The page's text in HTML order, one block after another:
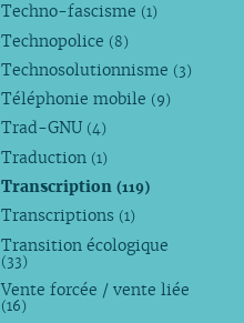
Techno-fascisme (1)
Technopolice (8)
Technosolutionnisme (3)
Téléphonie mobile (9)
Trad-GNU (4)
Traduction (1)
Transcription(119)
Transcriptions (1)
Transition écologique
(33)
Vente forcée / vente liée
(16)